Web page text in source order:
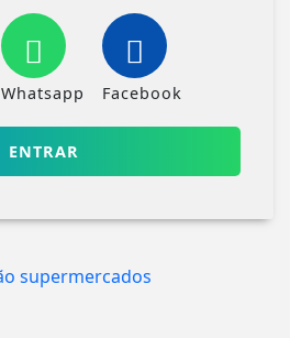
Whatsapp Facebook
ENTRAR